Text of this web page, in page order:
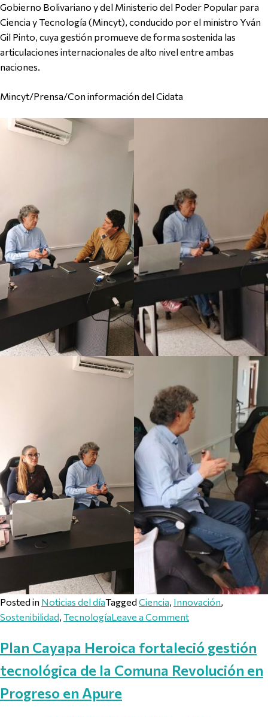
Gobierno Bolivariano y del Ministerio del Poder Popular para
Ciencia y Tecnología (Mincyt), conducido por el ministro Yván
Gil Pinto, cuya gestión promueve de forma sostenida las
articulaciones internacionales de alto nivel entre ambas
naciones.
Mincyt/Prensa/Con información del Cidata
Posted in Noticias del díaTagged Ciencia, Innovación,
Sostenibilidad, TecnologíaLeave a Commenton Cidata y el
Plan Cayapa Heroica fortaleció gestión
tecnológica de la Comuna Revolución en
Progreso en Apure